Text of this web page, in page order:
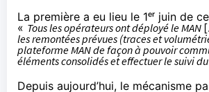
La première a eu lieu le 1ᵉʳ juin de
« Tous les opérateurs ont déployé le MAN
les remontées prévues (traces et
plateforme MAN de façon à pouvoir
éléments consolidés et effectuer le suivi
Depuis aujourd’hui, le mécanisme